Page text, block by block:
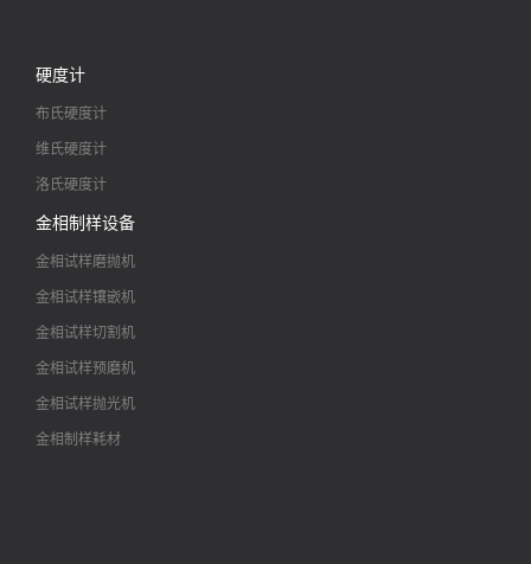
硬度计
布氏硬度计
维氏硬度计
洛氏硬度计
金相制样设备
金相试样磨抛机
金相试样镶嵌机
金相试样切割机
金相试样预磨机
金相试样抛光机
金相制样耗材